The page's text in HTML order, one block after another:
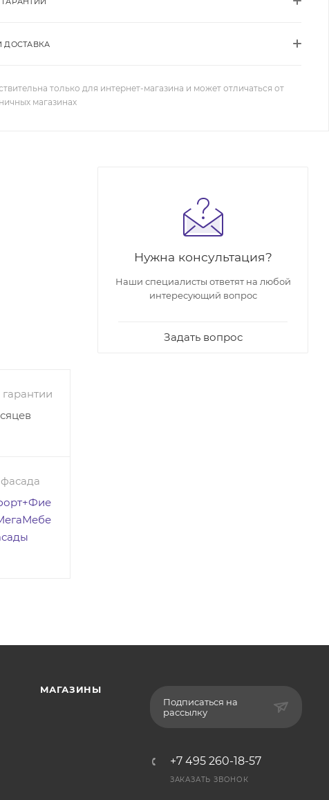
ДОСТАВКА
только для интернет-магазина и может отличаться от
магазинах
Нужна консультация?
Наши специалисты ответят на любой
интересующий вопрос
Задать вопрос
МАГАЗИНЫ
Подписаться на
рассылку
+7 495 260-18-57
ЗАКАЗАТЬ ЗВОНОК